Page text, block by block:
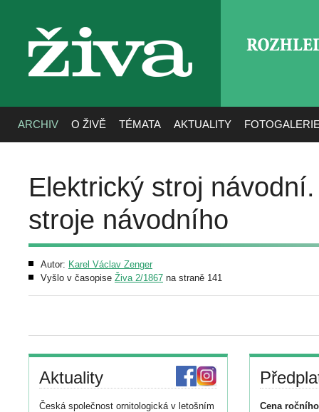
živa
ARCHIV O ŽIVĚ TÉMATA AKTUALITY
Elektrický stroj
stroje návodního
Autor: Karel Václav Zenger
Vyšlo v časopise Živa 2/1867 na straně 141
Aktuality
Česká společnost ornitologická v letošním
Cena